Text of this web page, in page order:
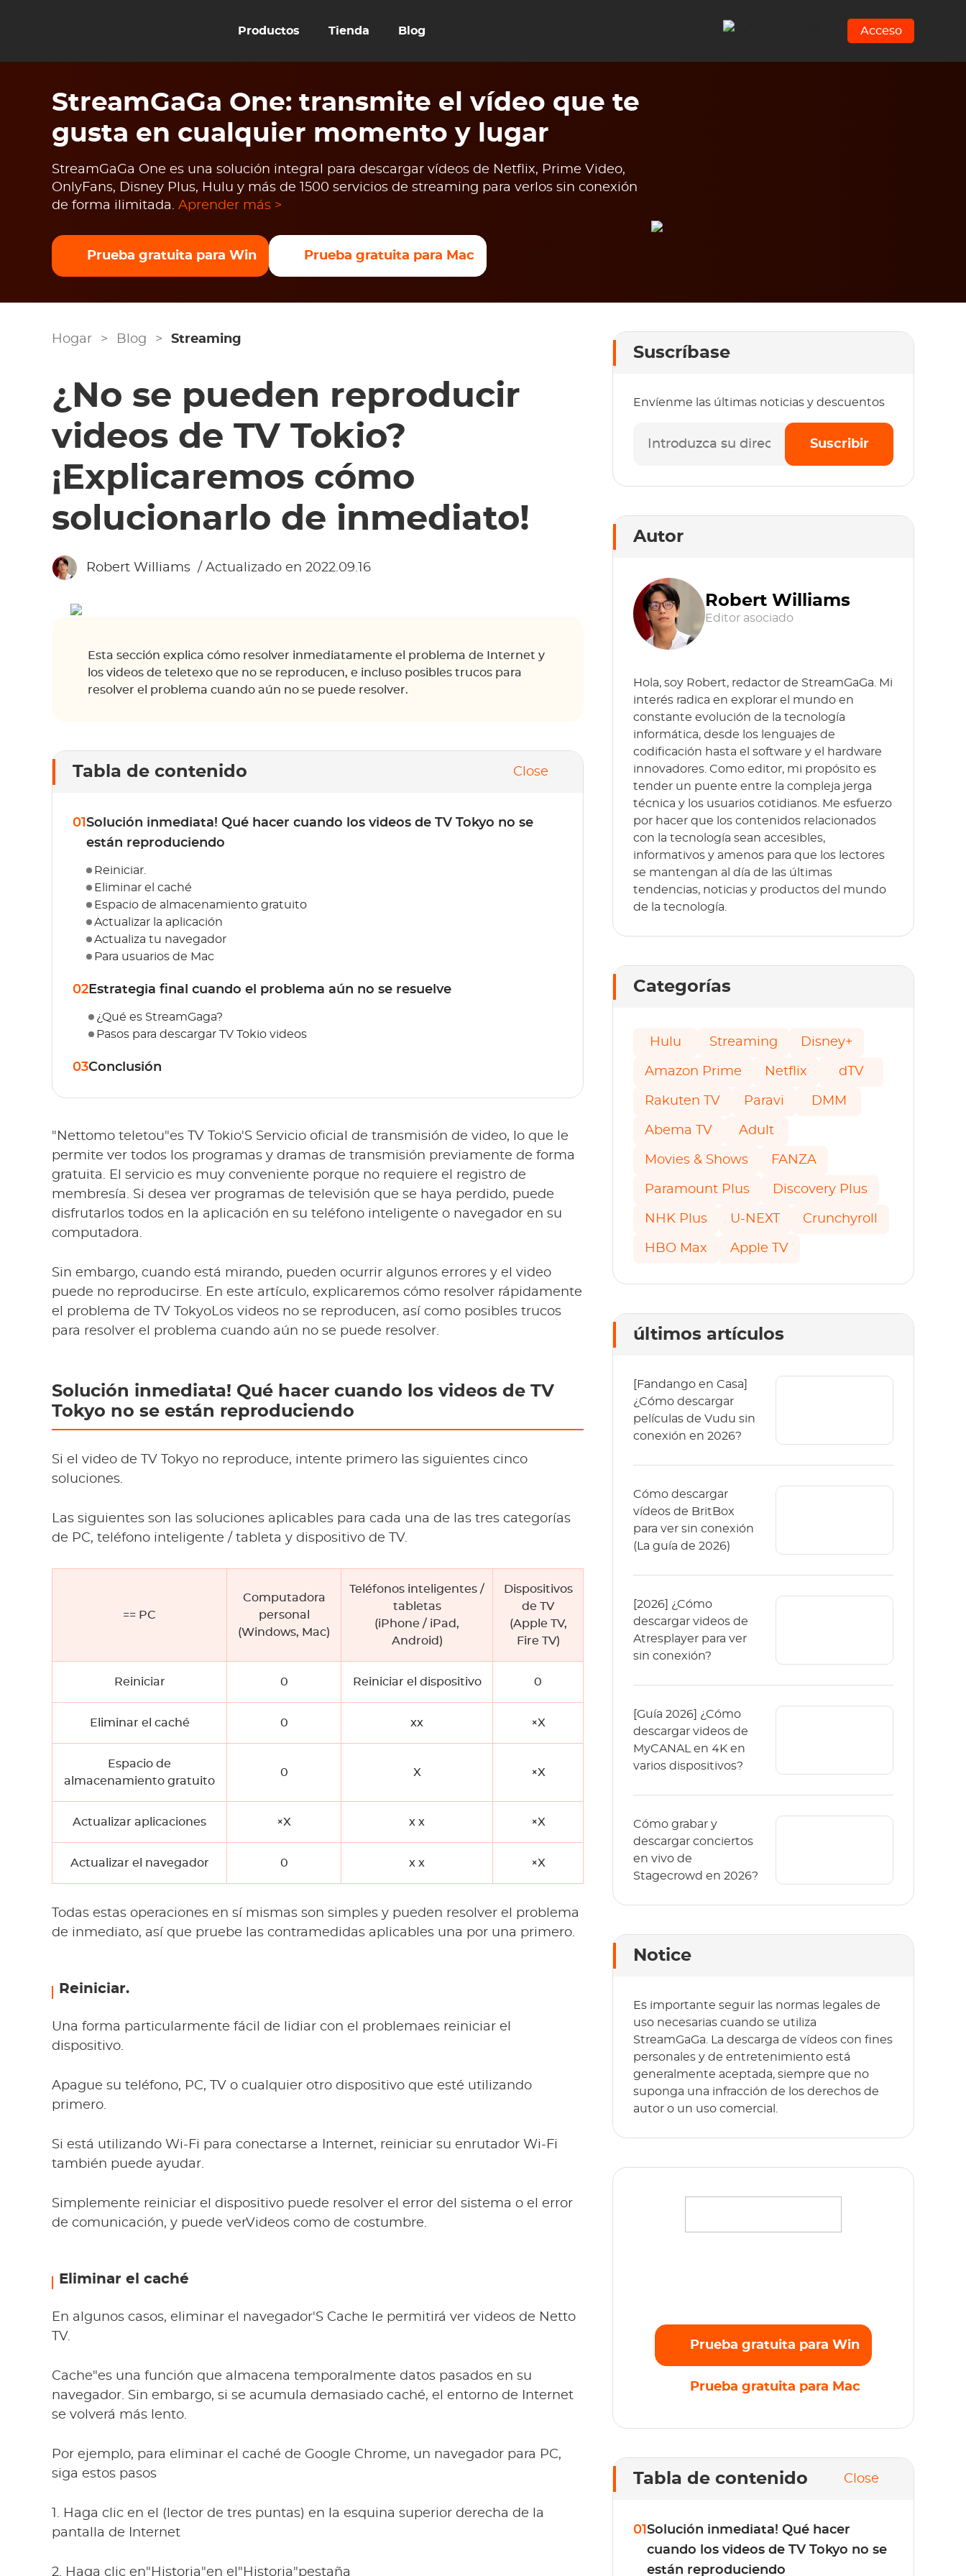
Productos Tienda Blog Acceso
StreamGaGa One: transmite el vídeo que te
gusta en cualquier momento y lugar
StreamGaGa One es una solución integral para descargar vídeos de Netflix, Prime Video,
OnlyFans, Disney Plus, Hulu y más de 1500 servicios de streaming para verlos sin conexión
de forma ilimitada. Aprender más >
Prueba gratuita para Win Prueba gratuita para Mac
Hogar > Blog > Streaming
¿No se pueden reproducir
videos de TV Tokio?
¡Explicaremos cómo
solucionarlo de inmediato!
Robert Williams / Actualizado en 2022.09.16
Esta sección explica cómo resolver inmediatamente el problema de Internet y
los videos de teletexo que no se reproducen, e incluso posibles trucos para
resolver el problema cuando aún no se puede resolver.
Tabla de contenido Close
01 Solución inmediata! Qué hacer cuando los videos de TV Tokyo no se
están reproduciendo
Reiniciar.
Eliminar el caché
Espacio de almacenamiento gratuito
Actualizar la aplicación
Actualiza tu navegador
Para usuarios de Mac
02 Estrategia final cuando el problema aún no se resuelve
¿Qué es StreamGaga?
Pasos para descargar TV Tokio videos
03Conclusión
"Nettomo teletou"es TV Tokio'S Servicio oficial de transmisión de video, lo que le
permite ver todos los programas y dramas de transmisión previamente de forma
gratuita. El servicio es muy conveniente porque no requiere el registro de
membresía. Si desea ver programas de televisión que se haya perdido, puede
disfrutarlos todos en la aplicación en su teléfono inteligente o navegador en su
computadora.
Sin embargo, cuando está mirando, pueden ocurrir algunos errores y el video
puede no reproducirse. En este artículo, explicaremos cómo resolver rápidamente
el problema de TV TokyoLos videos no se reproducen, así como posibles trucos
para resolver el problema cuando aún no se puede resolver.
Solución inmediata! Qué hacer cuando los videos de TV
Tokyo no se están reproduciendo
Si el video de TV Tokyo no reproduce, intente primero las siguientes cinco
soluciones.
Las siguientes son las soluciones aplicables para cada una de las tres categorías
de PC, teléfono inteligente / tableta y dispositivo de TV.
== PC
Computadora
personal
(Windows, Mac)
Teléfonos inteligentes /
tabletas
(iPhone / iPad,
Android)
Dispositivos
de TV
(Apple TV,
Fire TV)
Reiniciar 0 Reiniciar el dispositivo 0
Eliminar el caché 0 xx ×X
Espacio de
almacenamiento gratuito
0 X ×X
Actualizar aplicaciones ×X x x ×X
Actualizar el navegador 0 x x ×X
Todas estas operaciones en sí mismas son simples y pueden resolver el problema
de inmediato, así que pruebe las contramedidas aplicables una por una primero.
Reiniciar.
Una forma particularmente fácil de lidiar con el problemaes reiniciar el
dispositivo.
Apague su teléfono, PC, TV o cualquier otro dispositivo que esté utilizando
primero.
Si está utilizando Wi-Fi para conectarse a Internet, reiniciar su enrutador Wi-Fi
también puede ayudar.
Simplemente reiniciar el dispositivo puede resolver el error del sistema o el error
de comunicación, y puede verVideos como de costumbre.
Eliminar el caché
En algunos casos, eliminar el navegador'S Cache le permitirá ver videos de Netto
TV.
Cache"es una función que almacena temporalmente datos pasados ​​en su
navegador. Sin embargo, si se acumula demasiado caché, el entorno de Internet
se volverá más lento.
Por ejemplo, para eliminar el caché de Google Chrome, un navegador para PC,
siga estos pasos
1. Haga clic en el (lector de tres puntas) en la esquina superior derecha de la
pantalla de Internet
2. Haga clic en"Historia"en el"Historia"pestaña
Suscríbase
Envíenme las últimas noticias y descuentos
Suscribir
Autor
Robert Williams
Editor asociado
Hola, soy Robert, redactor de StreamGaGa. Mi
interés radica en explorar el mundo en
constante evolución de la tecnología
informática, desde los lenguajes de
codificación hasta el software y el hardware
innovadores. Como editor, mi propósito es
tender un puente entre la compleja jerga
técnica y los usuarios cotidianos. Me esfuerzo
por hacer que los contenidos relacionados
con la tecnología sean accesibles,
informativos y amenos para que los lectores
se mantengan al día de las últimas
tendencias, noticias y productos del mundo
de la tecnología.
Categorías
Hulu Streaming Disney+
Amazon Prime Netflix dTV
Rakuten TV Paravi DMM
Abema TV Adult
Movies & Shows FANZA
Paramount Plus Discovery Plus
NHK Plus U-NEXT Crunchyroll
HBO Max Apple TV
últimos artículos
[Fandango en Casa]
¿Cómo descargar
películas de Vudu sin
conexión en 2026?
Cómo descargar
vídeos de BritBox
para ver sin conexión
(La guía de 2026)
[2026] ¿Cómo
descargar videos de
Atresplayer para ver
sin conexión?
[Guía 2026] ¿Cómo
descargar videos de
MyCANAL en 4K en
varios dispositivos?
Cómo grabar y
descargar conciertos
en vivo de
Stagecrowd en 2026?
Notice
Es importante seguir las normas legales de
uso necesarias cuando se utiliza
StreamGaGa. La descarga de vídeos con fines
personales y de entretenimiento está
generalmente aceptada, siempre que no
suponga una infracción de los derechos de
autor o un uso comercial.
Prueba gratuita para Win
Prueba gratuita para Mac
Tabla de contenido Close
01 Solución inmediata! Qué hacer
cuando los videos de TV Tokyo no se
están reproduciendo